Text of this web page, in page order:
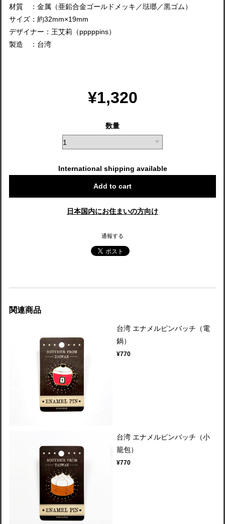
材質 ：金属（亜鉛合金ゴールドメッキ／琺瑯／黒ゴム）
サイズ：約32mm×19mm
デザイナー：王艾莉（pppppins）
製造 ：台湾
¥1,320
数量
International shipping available
Add to cart
日本国内にお住まいの方向け
通報する
関連商品
台湾 エナメルピンバッチ（電
鍋）
¥770
台湾 エナメルピンバッチ（小
籠包）
¥770